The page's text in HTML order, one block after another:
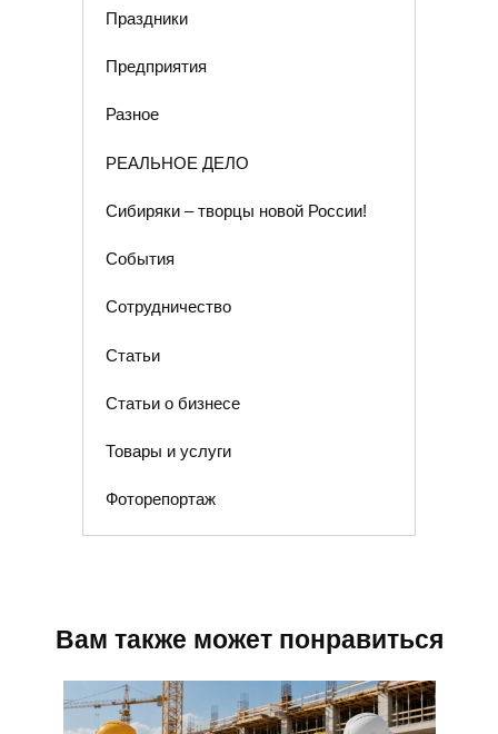
Праздники
Предприятия
Разное
РЕАЛЬНОЕ ДЕЛО
Сибиряки – творцы новой России!
События
Сотрудничество
Статьи
Статьи о бизнесе
Товары и услуги
Фоторепортаж
Вам также может понравиться